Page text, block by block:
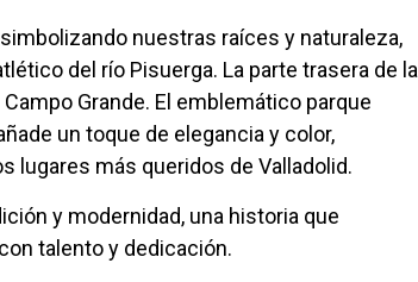
nuestras raíces y naturaleza,
del río Pisuerga. La parte trasera de la
Grande. El emblemático parque
un toque de elegancia y color,
lugares más queridos de Valladolid.
y modernidad, una historia que
talento y dedicación.